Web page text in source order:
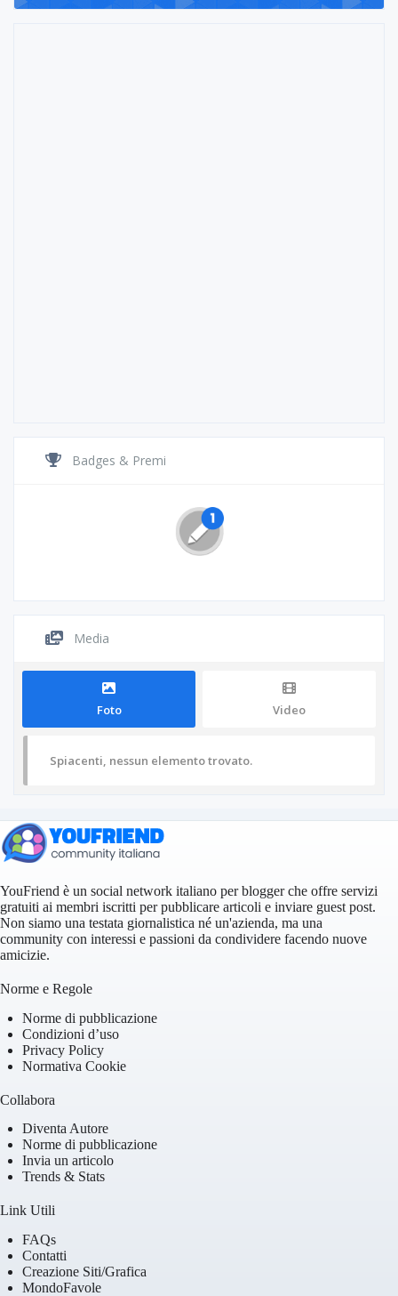
Badges & Premi
Media
Foto Video
Spiacenti, nessun elemento trovato.
YouFriend è un social network italiano per blogger che offre servizi
gratuiti ai membri iscritti per pubblicare articoli e inviare guest post.
Non siamo una testata giornalistica né un'azienda, ma una
community con interessi e passioni da condividere facendo nuove
amicizie.
Norme e Regole
Norme di pubblicazione
Condizioni d’uso
Privacy Policy
Normativa Cookie
Collabora
Diventa Autore
Norme di pubblicazione
Invia un articolo
Trends & Stats
Link Utili
FAQs
Contatti
Creazione Siti/Grafica
MondoFavole